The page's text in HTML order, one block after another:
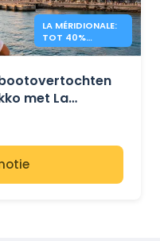
LA MÉRIDIONALE:
TOT 40%
KORTING OP
MAROKKO
met La